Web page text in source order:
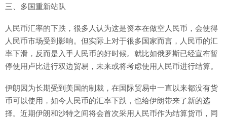
三、多国重新站队
人民币汇率的下跌，很多人认为这是资本在做空人民币，会使得
人民币市场受到影响。但实际上对于很多国家而言，人民币的汇
率下滑，反而是入手人民币的好时候。就比如俄罗斯已经宣布暂
停使用卢比进行双边贸易，未来或将考虑使用人民币进行结算。
伊朗因为长期受到美国的制裁，在国际贸易中一直以来都没有货
币可以使用，如今人民币的汇率下跌，也给伊朗带来了新的选
择。近期伊朗和沙特之间将会首次采用人民币作为结算货币，同